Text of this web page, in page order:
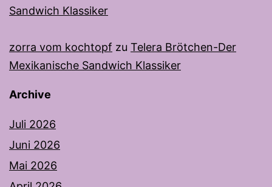
Sandwich Klassiker
zorra vom kochtopf zu Telera Brötchen-Der
Mexikanische Sandwich Klassiker
Archive
Juli 2026
Juni 2026
Mai 2026